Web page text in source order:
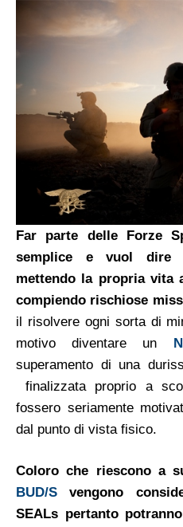
Far parte delle Forze
semplice e vuol dire
mettendo la propria vita
compiendo rischiose
il risolvere ogni sorta di
motivo diventare un
superamento di una
finalizzata proprio a
fossero seriamente
dal punto di vista fisico.
Coloro che riescono a
BUD/S vengono
SEALs pertanto